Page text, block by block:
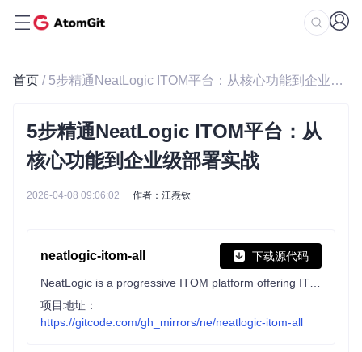
首页 / 5步精通NeatLogic ITOM平台：从核心功能到企业级部署实战
5步精通NeatLogic ITOM平台：从
核心功能到企业级部署实战
2026-04-08 09:06:02 作者：江焘钦
neatlogic-itom-all 下载源代码
项目地址：
https://gitcode.com/gh_mirrors/ne/neatlogic-itom-all